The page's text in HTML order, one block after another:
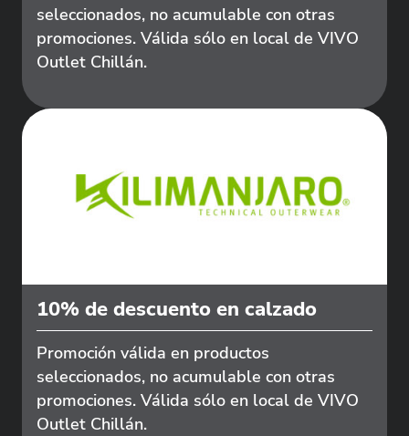
seleccionados, no acumulable con otras
promociones. Válida sólo en local de VIVO
Outlet Chillán.
10% de descuento en calzado
Promoción válida en productos
seleccionados, no acumulable con otras
promociones. Válida sólo en local de VIVO
Outlet Chillán.